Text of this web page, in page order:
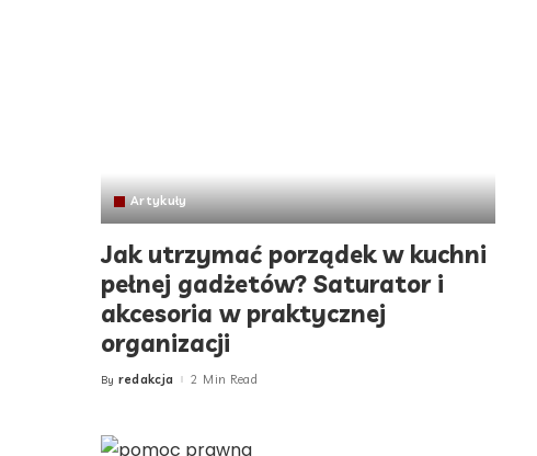
Artykuły
Jak utrzymać porządek w kuchni
pełnej gadżetów? Saturator i
akcesoria w praktycznej
organizacji
Posted
By redakcja 2 Min Read